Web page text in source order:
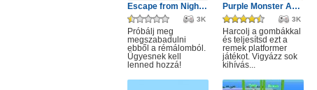
Escape from Nightmare
3K
Próbálj meg
megszabadulni
ebből a rémálomból.
Ügyesnek kell
lenned hozzá!
Purple Monster Adventure
3K
Harcolj a gombákkal
és teljesítsd ezt a
remek platformer
játékot. Vigyázz sok
kihívás...